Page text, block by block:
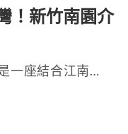
！新竹南園介
一座結合江南…